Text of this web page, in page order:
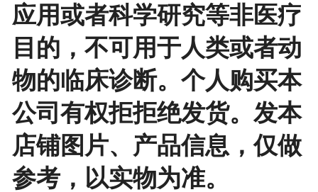
应用或者科学研究等非医疗
目的，不可用于人类或者动
物的临床诊断。个人购买本
公司有权拒拒绝发货。发本
店铺图片、产品信息，仅做
参考，以实物为准。